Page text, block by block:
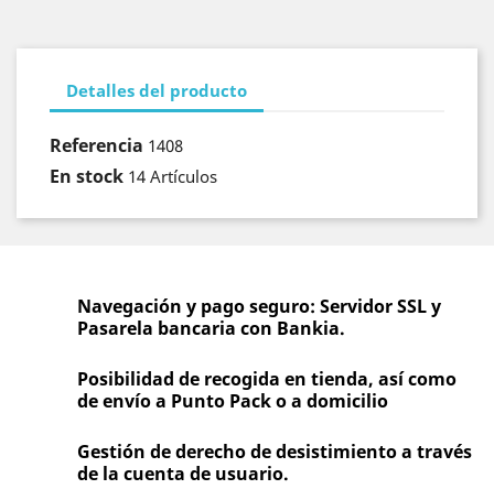
Detalles del producto
Referencia 1408
En stock 14 Artículos
Navegación y pago seguro: Servidor SSL y
Pasarela bancaria con Bankia.
Posibilidad de recogida en tienda, así como
de envío a Punto Pack o a domicilio
Gestión de derecho de desistimiento a través
de la cuenta de usuario.